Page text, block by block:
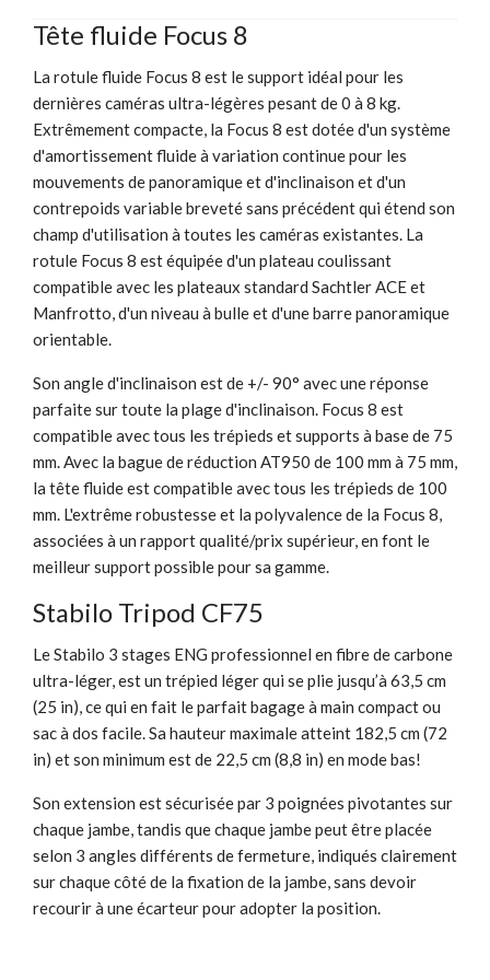
Tête fluide Focus 8
La rotule fluide Focus 8 est le support idéal pour les
dernières caméras ultra-légères pesant de 0 à 8 kg.
Extrêmement compacte, la Focus 8 est dotée d'un système
d'amortissement fluide à variation continue pour les
mouvements de panoramique et d'inclinaison et d'un
contrepoids variable breveté sans précédent qui étend son
champ d'utilisation à toutes les caméras existantes. La
rotule Focus 8 est équipée d'un plateau coulissant
compatible avec les plateaux standard Sachtler ACE et
Manfrotto, d'un niveau à bulle et d'une barre panoramique
orientable.
Son angle d'inclinaison est de +/- 90° avec une réponse
parfaite sur toute la plage d'inclinaison. Focus 8 est
compatible avec tous les trépieds et supports à base de 75
mm. Avec la bague de réduction AT950 de 100 mm à 75 mm,
la tête fluide est compatible avec tous les trépieds de 100
mm. L'extrême robustesse et la polyvalence de la Focus 8,
associées à un rapport qualité/prix supérieur, en font le
meilleur support possible pour sa gamme.
Stabilo Tripod CF75
Le Stabilo 3 stages ENG professionnel en fibre de carbone
ultra-léger, est un trépied léger qui se plie jusqu’à 63,5 cm
(25 in), ce qui en fait le parfait bagage à main compact ou
sac à dos facile. Sa hauteur maximale atteint 182,5 cm (72
in) et son minimum est de 22,5 cm (8,8 in) en mode bas!
Son extension est sécurisée par 3 poignées pivotantes sur
chaque jambe, tandis que chaque jambe peut être placée
selon 3 angles différents de fermeture, indiqués clairement
sur chaque côté de la fixation de la jambe, sans devoir
recourir à une écarteur pour adopter la position.